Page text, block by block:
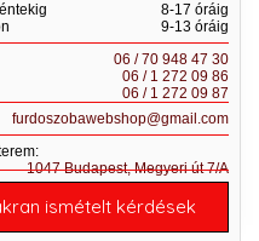
8-17 óráig
9-13 óráig
06 / 70 948 47 30
06 / 1 272 09 86
06 / 1 272 09 87
furdoszobawebshop@gmail.com
1047 Budapest, Megyeri út 7/A
ismételt kérdések